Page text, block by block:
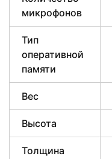
микрофонов
Тип
оперативной
памяти
Вес
Высота
Толщина